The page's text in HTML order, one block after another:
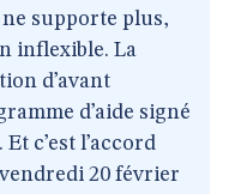
supporte plus,
inflexible. La
d’avant
d’aide signé
c’est l’accord
20 février